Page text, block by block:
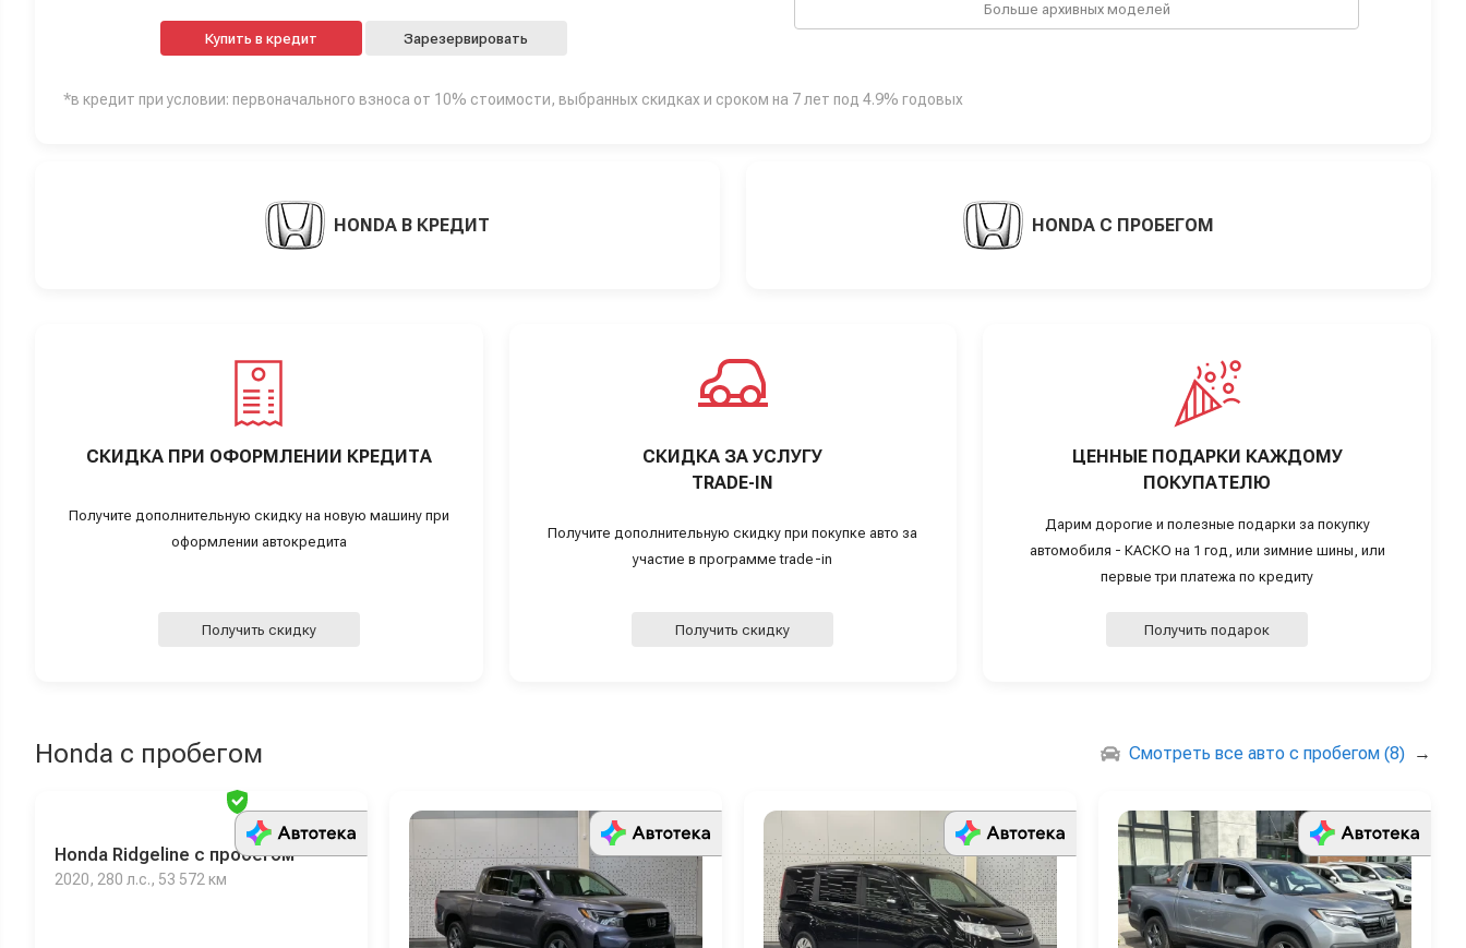
Купить в кредит Зарезервировать
Больше архивных моделей
*в кредит при условии: первоначального взноса от 10% стоимости, выбранных скидках и сроком на 7 лет под 4.9% годовых
HONDA В КРЕДИТ HONDA С ПРОБЕГОМ
СКИДКА ПРИ ОФОРМЛЕНИИ КРЕДИТА
Получите дополнительную скидку на новую машину при
оформлении автокредита
Получить скидку
СКИДКА ЗА УСЛУГУ
TRADE-IN
Получите дополнительную скидку при покупке авто за
участие в программе trade-in
Получить скидку
ЦЕННЫЕ ПОДАРКИ КАЖДОМУ
ПОКУПАТЕЛЮ
Дарим дорогие и полезные подарки за покупку
автомобиля - КАСКО на 1 год, или зимние шины, или
первые три платежа по кредиту
Получить подарок
Honda с пробегом Смотреть все авто с пробегом (8) →
Honda Ridgeline с пробегом
2020, 280 л.с., 53 572 км